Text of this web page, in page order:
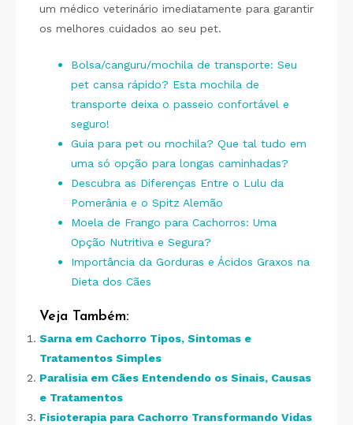
um médico veterinário imediatamente para garantir
os melhores cuidados ao seu pet.
Bolsa/canguru/mochila de transporte: Seu
pet cansa rápido? Esta mochila de
transporte deixa o passeio confortável e
seguro!
Guia para pet ou mochila? Que tal tudo em
uma só opção para longas caminhadas?
Descubra as Diferenças Entre o Lulu da
Pomerânia e o Spitz Alemão
Moela de Frango para Cachorros: Uma
Opção Nutritiva e Segura?
Importância da Gorduras e Ácidos Graxos na
Dieta dos Cães
Veja Também:
Sarna em Cachorro Tipos, Sintomas e
Tratamentos Simples
Paralisia em Cães Entendendo os Sinais, Causas
e Tratamentos
Fisioterapia para Cachorro Transformando Vidas